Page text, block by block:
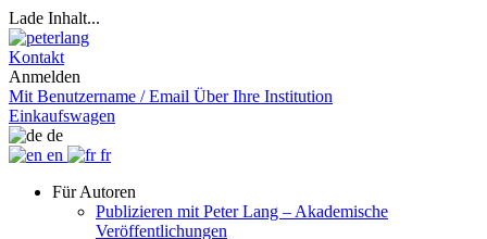
Lade Inhalt...
Kontakt
Anmelden
Mit Benutzername / Email Über Ihre Institution
Einkaufswagen
de
en
fr
Für Autoren
Publizieren mit Peter Lang – Akademische
Veröffentlichungen